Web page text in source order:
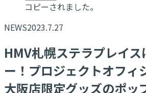
コピーされました。
NEWS2023.7.27
HMV札幌ステラプレイス
ー！プロジェクトオフィ
大阪店限定グッズのポッ